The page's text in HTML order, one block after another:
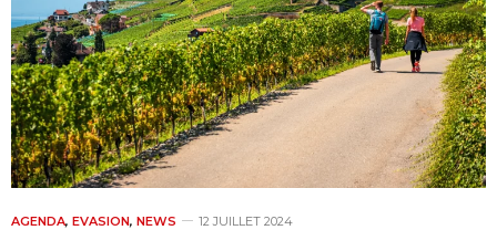
AGENDA, EVASION, NEWS 12 JUILLET 2024